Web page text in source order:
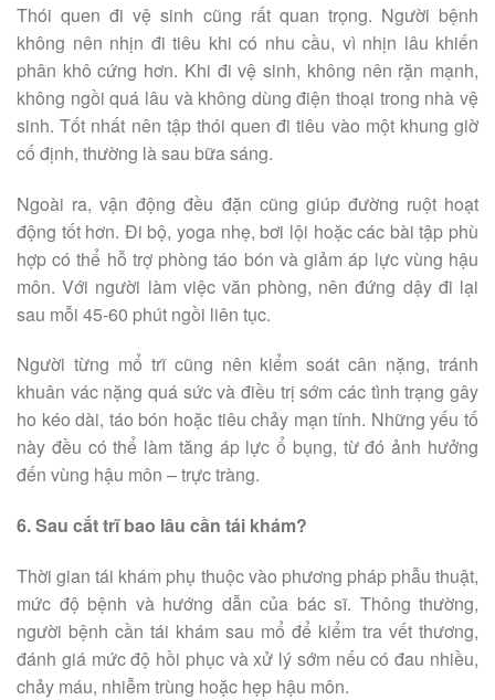
Thói quen đi vệ sinh cũng rất quan trọng. Người bệnh
không nên nhịn đi tiêu khi có nhu cầu, vì nhịn lâu khiến
phân khô cứng hơn. Khi đi vệ sinh, không nên rặn mạnh,
không ngồi quá lâu và không dùng điện thoại trong nhà vệ
sinh. Tốt nhất nên tập thói quen đi tiêu vào một khung giờ
cố định, thường là sau bữa sáng.
Ngoài ra, vận động đều đặn cũng giúp đường ruột hoạt
động tốt hơn. Đi bộ, yoga nhẹ, bơi lội hoặc các bài tập phù
hợp có thể hỗ trợ phòng táo bón và giảm áp lực vùng hậu
môn. Với người làm việc văn phòng, nên đứng dậy đi lại
sau mỗi 45-60 phút ngồi liên tục.
Người từng mổ trĩ cũng nên kiểm soát cân nặng, tránh
khuân vác nặng quá sức và điều trị sớm các tình trạng gây
ho kéo dài, táo bón hoặc tiêu chảy mạn tính. Những yếu tố
này đều có thể làm tăng áp lực ổ bụng, từ đó ảnh hưởng
đến vùng hậu môn – trực tràng.
6. Sau cắt trĩ bao lâu cần tái khám?
Thời gian tái khám phụ thuộc vào phương pháp phẫu thuật,
mức độ bệnh và hướng dẫn của bác sĩ. Thông thường,
người bệnh cần tái khám sau mổ để kiểm tra vết thương,
đánh giá mức độ hồi phục và xử lý sớm nếu có đau nhiều,
chảy máu, nhiễm trùng hoặc hẹp hậu môn.